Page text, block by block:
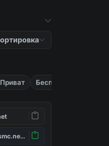
Приват Бесплатные